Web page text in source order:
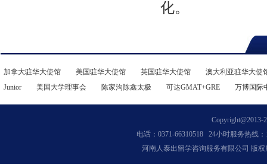
化。
加拿大驻华大使馆 美国驻华大使馆 英国驻华大使馆
澳大利亚驻华大使
Junior
美国大学理事会 陈家沟陈鑫太极 可达GMAT+GRE 万博国际
Copyright@2013-
电话：0371-66310518 24小时服务热线：
河南人泰出留学咨询服务有限公司 版权